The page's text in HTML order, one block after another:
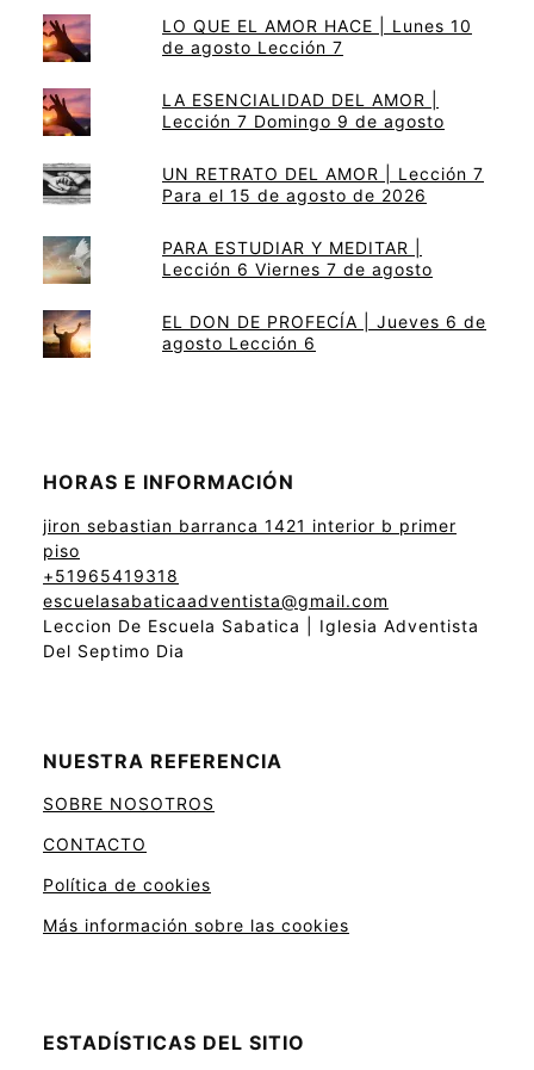
LO QUE EL AMOR HACE | Lunes 10
de agosto Lección 7
LA ESENCIALIDAD DEL AMOR |
Lección 7 Domingo 9 de agosto
UN RETRATO DEL AMOR | Lección 7
Para el 15 de agosto de 2026
PARA ESTUDIAR Y MEDITAR |
Lección 6 Viernes 7 de agosto
EL DON DE PROFECÍA | Jueves 6 de
agosto Lección 6
HORAS E INFORMACIÓN
jiron sebastian barranca 1421 interior b primer
piso
+51965419318
escuelasabaticaadventista@gmail.com
Leccion De Escuela Sabatica | Iglesia Adventista
Del Septimo Dia
NUESTRA REFERENCIA
SOBRE NOSOTROS
CONTACTO
Política de cookies
Más información sobre las cookies
ESTADÍSTICAS DEL SITIO